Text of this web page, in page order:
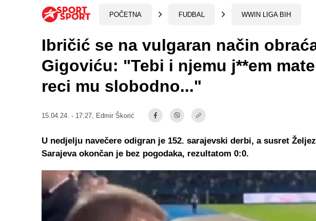
POČETNA FUDBAL WWIN LIGA BIH
Ibričić se na vulgaran način
Gigoviću: "Tebi i njemu j**em
reci mu slobodno..."
15.04.24. - 17:27, Edmir Škorić
U nedjelju navečere odigran je 152. sarajevski derbi, a susret
Sarajeva okončan je bez pogodaka, rezultatom 0:0.